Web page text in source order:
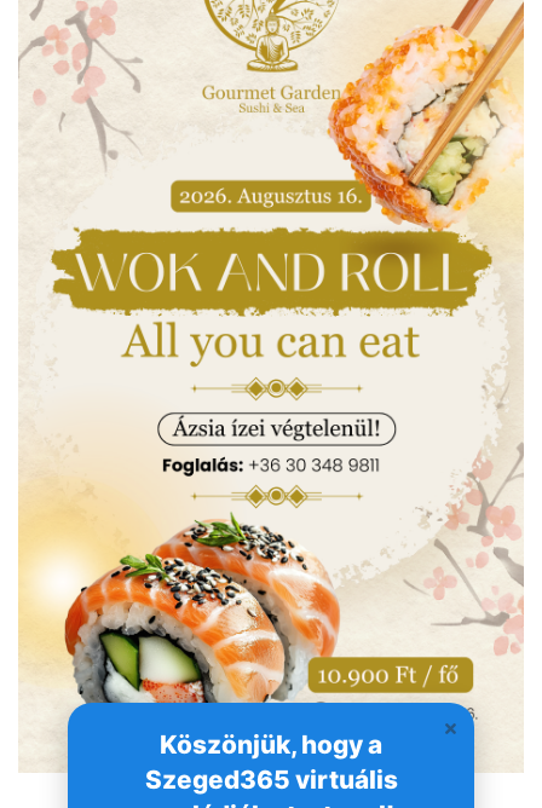
Köszönjük, hogy a
Szeged365 virtuális